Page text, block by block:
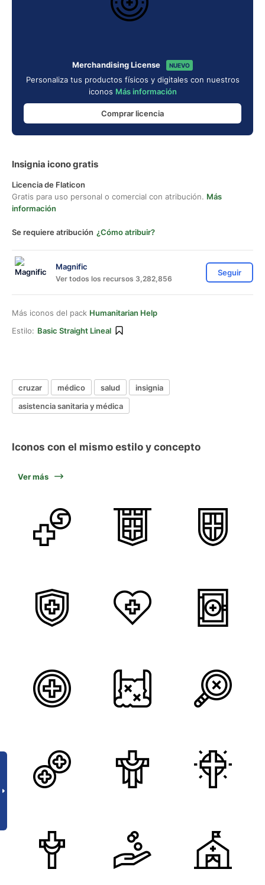
Merchandising License NUEVO
Personaliza tus productos físicos y digitales con nuestros
iconos Más información
Comprar licencia
Insignia icono gratis
Licencia de Flaticon
Gratis para uso personal o comercial con atribución. Más
información
Se requiere atribución ¿Cómo atribuir?
Magnific
Ver todos los recursos 3,282,856
Seguir
Más iconos del pack Humanitarian Help
Estilo: Basic Straight Lineal
cruzar médico salud
insignia
asistencia sanitaria y médica
Iconos con el mismo estilo y concepto
Ver más